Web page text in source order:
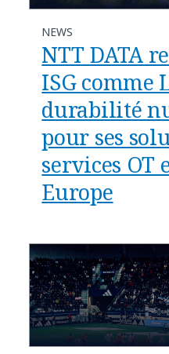
NEWS
NTT DATA
ISG comme
durabilité
pour ses
services OT
Europe